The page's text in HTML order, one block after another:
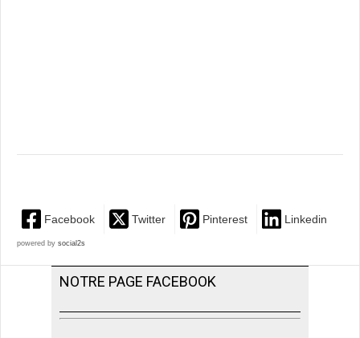
Facebook Twitter Pinterest Linkedin
powered by social2s
NOTRE PAGE FACEBOOK